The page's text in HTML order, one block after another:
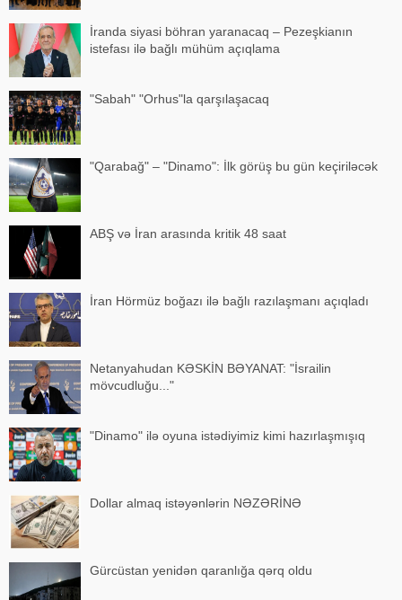
İranda siyasi böhran yaranacaq – Pezeşkianın
istefası ilə bağlı mühüm açıqlama
"Sabah" "Orhus"la qarşılaşacaq
"Qarabağ" – "Dinamo": İlk görüş bu gün keçiriləcək
ABŞ və İran arasında kritik 48 saat
İran Hörmüz boğazı ilə bağlı razılaşmanı açıqladı
Netanyahudan KƏSKİN BƏYANAT: "İsrailin
mövcudluğu..."
"Dinamo" ilə oyuna istədiyimiz kimi hazırlaşmışıq
Dollar almaq istəyənlərin NƏZƏRİNƏ
Gürcüstan yenidən qaranlığa qərq oldu